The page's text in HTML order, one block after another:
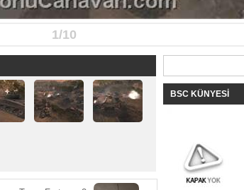
1/10
BSC KÜNYESİ